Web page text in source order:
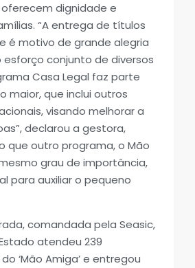
dignidade e
“A entrega de títulos
é motivo de grande alegria
conjunto de diversos
Casa Legal faz parte
maior, que inclui outros
visando melhorar a
declarou a gestora,
que outro programa, o Mão
grau de importância,
para auxiliar o pequeno
comandada pela Seasic,
atendeu 239
‘Mão Amiga’ e entregou